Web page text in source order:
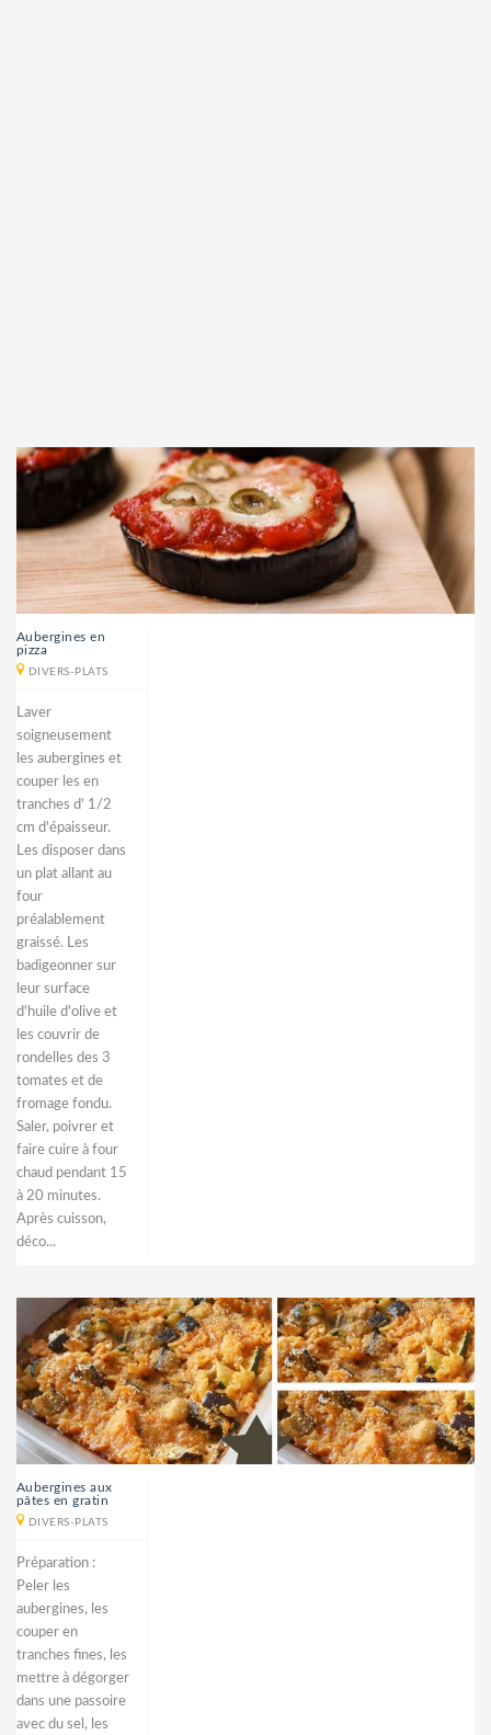
Aubergines en
pizza
DIVERS-PLATS
Laver
soigneusement
les aubergines et
couper les en
tranches d' 1/2
cm d'épaisseur.
Les disposer dans
un plat allant au
four
préalablement
graissé. Les
badigeonner sur
leur surface
d'huile d'olive et
les couvrir de
rondelles des 3
tomates et de
fromage fondu.
Saler, poivrer et
faire cuire à four
chaud pendant 15
à 20 minutes.
Après cuisson,
déco...
Aubergines aux
pâtes en gratin
DIVERS-PLATS
Préparation :
Peler les
aubergines, les
couper en
tranches fines, les
mettre à dégorger
dans une passoire
avec du sel, les